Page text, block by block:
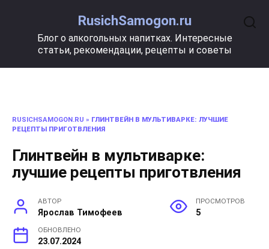
содержанию
RusichSamogon.ru
Блог о алкогольных напитках. Интересные
статьи, рекомендации, рецепты и советы
RUSICHSAMOGON.RU » ГЛИНТВЕЙН В МУЛЬТИВАРКЕ: ЛУЧШИЕ
РЕЦЕПТЫ ПРИГОТВЛЕНИЯ
Глинтвейн в мультиварке:
лучшие рецепты приготвления
АВТОР
Ярослав Тимофеев
ПРОСМОТРОВ
5
ОБНОВЛЕНО
23.07.2024